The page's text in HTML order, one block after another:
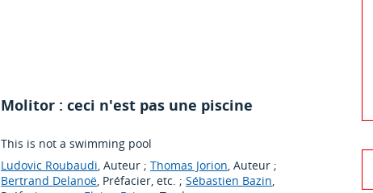
Molitor : ceci n'est pas une piscine
This is not a swimming pool
Ludovic Roubaudi, Auteur ;Thomas Jorion, Auteur ;
Bertrand Delanoë, Préfacier, etc. ;Sébastien Bazin,